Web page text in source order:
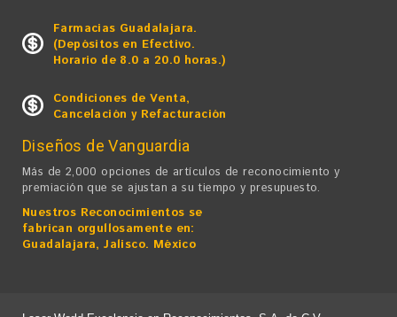
Farmacias Guadalajara.
(Depósitos en Efectivo.
Horario de 8.0 a 20.0 horas.)
Condiciones de Venta,
Cancelación y Refacturación
Diseños de Vanguardia
Más de 2,000 opciones de artículos de reconocimiento y
premiación que se ajustan a su tiempo y presupuesto.
Nuestros Reconocimientos se
fabrican orgullosamente en:
Guadalajara, Jalisco. México